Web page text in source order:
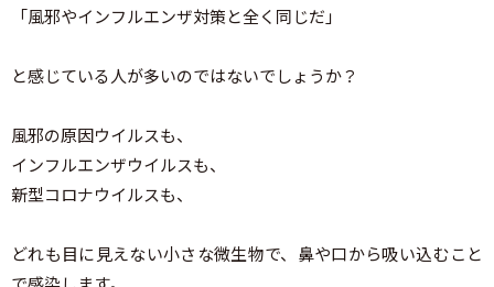
「風邪やインフルエンザ対策と全く同じだ」
と感じている人が多いのではないでしょうか？
風邪の原因ウイルスも、
インフルエンザウイルスも、
新型コロナウイルスも、
どれも目に見えない小さな微生物で、鼻や口から吸い込むこと